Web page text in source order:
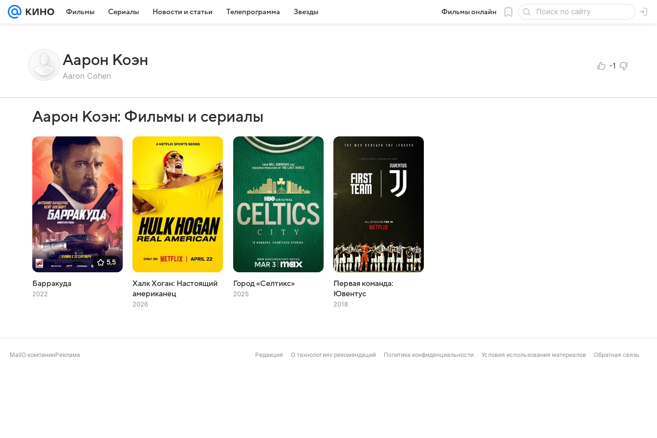
Фильмы Сериалы Новости и статьи Телепрограмма Звезды Фильмы онлайн
Аарон Коэн
Aaron Cohen
-1
Аарон Коэн: Фильмы и сериалы
5,5
Барракуда
2022
Халк Хоган: Настоящий
американец
2026
Город «Селтикс»
2025
Первая команда:
Ювентус
2018
MailО компанииРеклама Редакция О технологиях рекомендаций Политика конфиденциальности Условия использования материалов Обратная связь